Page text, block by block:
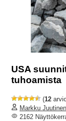
USA
tuhoamista
(12
Markku Juutinen
2162